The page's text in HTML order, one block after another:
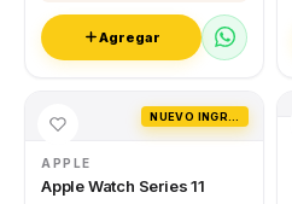
Agregar
APPLE
Apple Watch Series 11